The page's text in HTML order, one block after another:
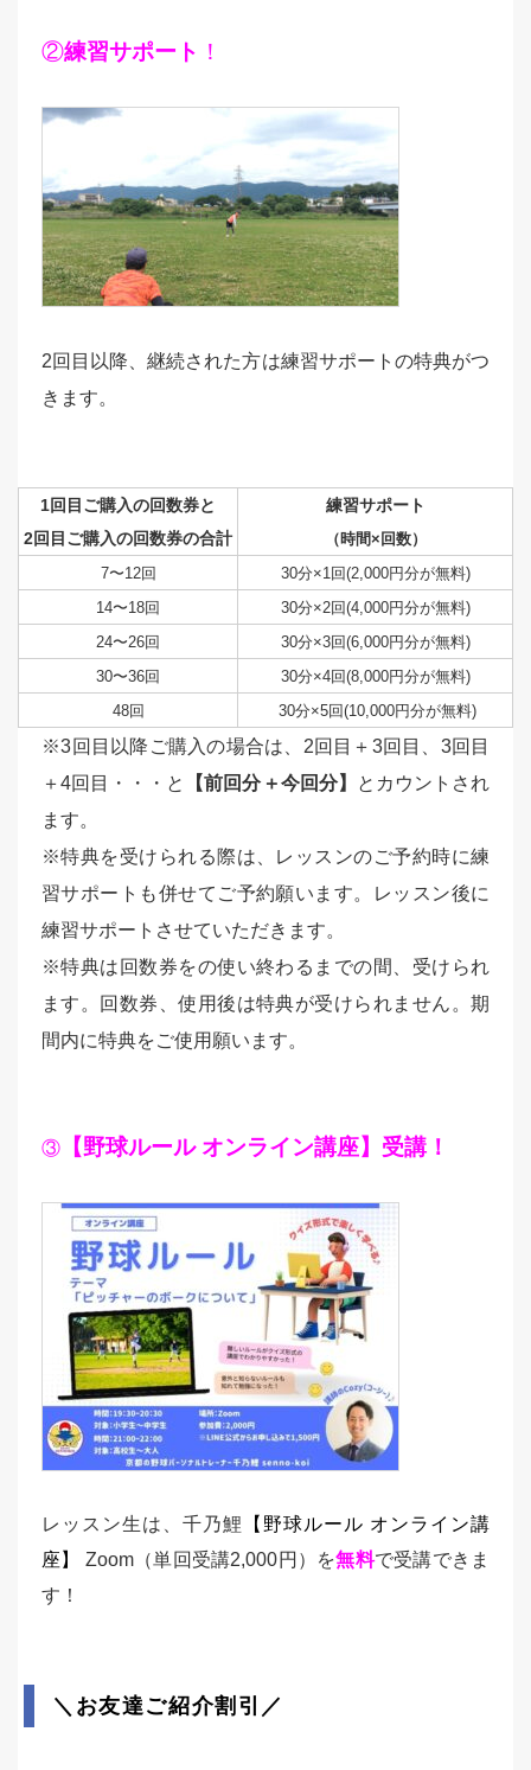
②練習サポート ！
2回目以降、継続された方は練習サポートの特典がつ
きます。
1回目ご購入の回数券と
2回目ご購入の回数券の合計
練習サポート
（時間×回数）
7〜12回
30分×1回(2,000円分が無料)
14〜18回
30分×2回(4,000円分が無料)
24〜26回
30分×3回(6,000円分が無料)
30〜36回
30分×4回(8,000円分が無料)
48回
30分×5回(10,000円分が無料)
※3回目以降ご購入の場合は、2回目＋3回目、3回目
＋4回目・・・と
【前回分＋今回分】
とカウントされ
ます。
※特典を受けられる際は、レッスンのご予約時に練
習サポートも併せてご予約願います。レッスン後に
練習サポートさせていただきます。
※特典は回数券をの使い終わるまでの間、受けられ
ます。回数券、使用後は特典が受けられません。期
間内に特典をご使用願います。
③ 【野球ルール オンライン講座】受講！
レッスン生は、千乃鯉
【野球ルール オンライン講
座】
Zoom（単回受講2,000円）を無料で受講できま
す！
＼お友達ご紹介割引／